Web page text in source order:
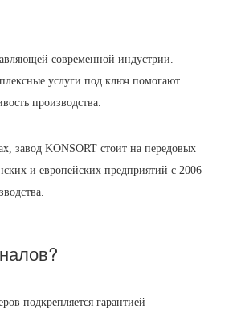
современной индустрии.
услуги под ключ помогают
производства.
завод KONSORT стоит на передовых
и европейских предприятий с 2006
подкрепляется гарантией